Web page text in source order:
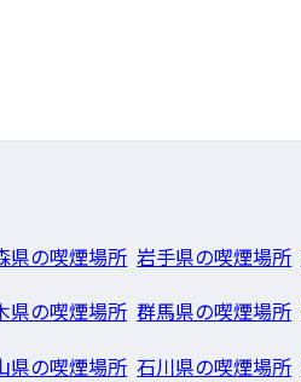
県の喫煙場所 岩手県の喫煙場所
県の喫煙場所 群馬県の喫煙場所
県の喫煙場所 石川県の喫煙場所